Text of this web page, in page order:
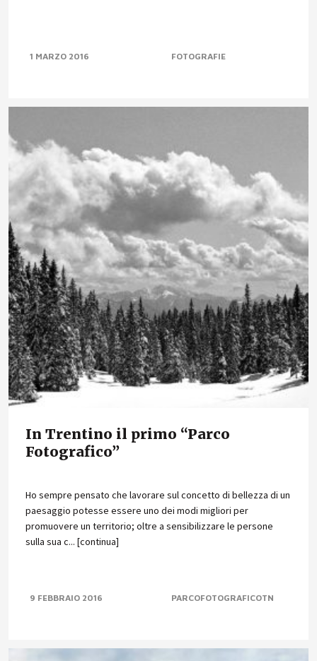
1 MARZO 2016 FOTOGRAFIE
In Trentino il primo “Parco
Fotografico”
Ho sempre pensato che lavorare sul concetto di bellezza di un
paesaggio potesse essere uno dei modi migliori per
promuovere un territorio; oltre a sensibilizzare le persone
sulla sua c... [continua]
9 FEBBRAIO 2016 PARCOFOTOGRAFICOTN